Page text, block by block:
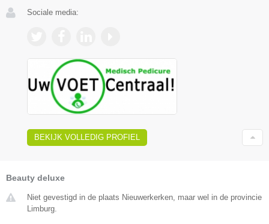
Sociale media:
BEKIJK VOLLEDIG PROFIEL
Beauty deluxe
Niet gevestigd in de plaats Nieuwerkerken, maar wel in de provincie
Limburg.